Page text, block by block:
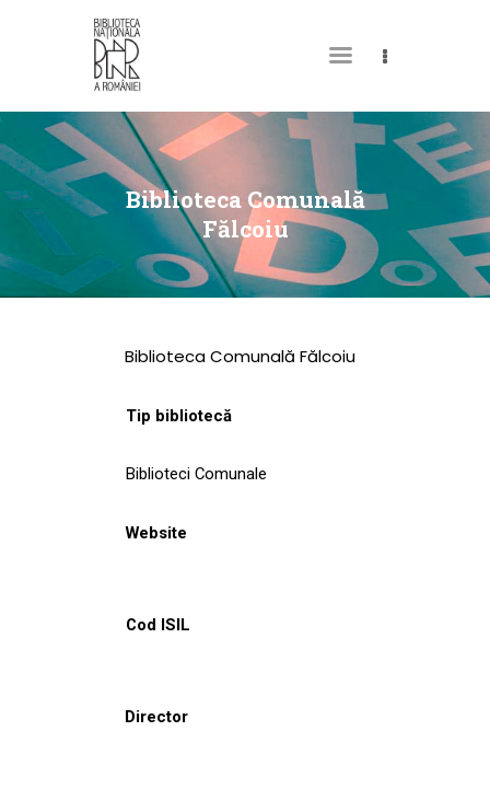
Biblioteca Comunală
Fălcoiu
DESPRE NOI
PERMISUL MEU DE
BIBLIOTECĂ
CATALOAGE ȘI
COLECȚII
CULTURALE
NOUTĂȚI
Biblioteca Comunală Fălcoiu
Tip bibliotecă
Biblioteci Comunale
Website
Cod ISIL
Director